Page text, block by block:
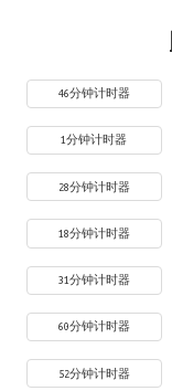
46分钟计时器
1分钟计时器
28分钟计时器
18分钟计时器
31分钟计时器
60分钟计时器
52分钟计时器